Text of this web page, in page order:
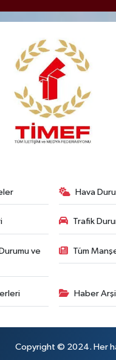
Hava
Trafik
ve
Tüm
Haber
Copyright © 2024. Her